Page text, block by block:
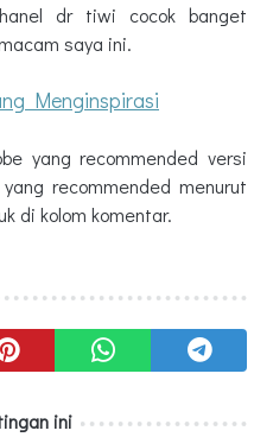
dr tiwi cocok banget
saya ini.
Menginspirasi
yang recommended versi
recommended menurut
di kolom komentar.
ini